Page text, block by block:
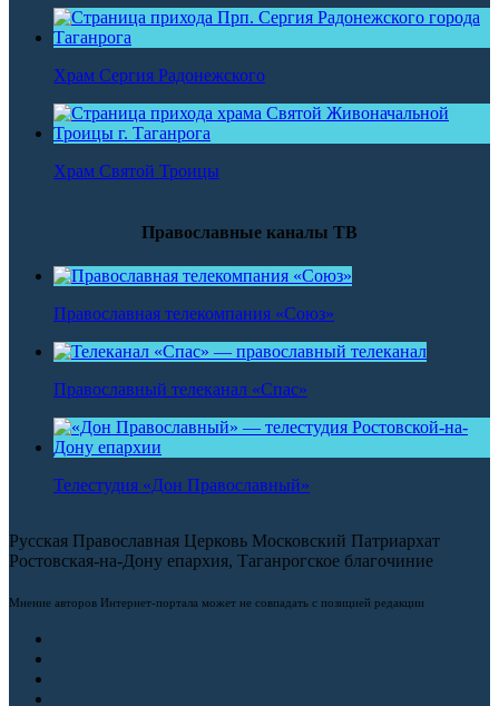
Храм Сергия Радонежского
Храм Святой Троицы
Православные каналы ТВ
Православная телекомпания «Союз»
Православный телеканал «Спас»
Телестудия «Дон Православный»
Русская Православная Церковь Московский Патриархат
Ростовская-на-Дону епархия, Таганрогское благочиние
Мнение авторов Интернет-портала может не совпадать с позицией редакции